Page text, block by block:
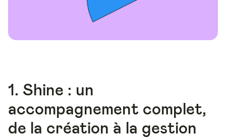
1. Shine : un
accompagnement complet,
de la création à la gestion